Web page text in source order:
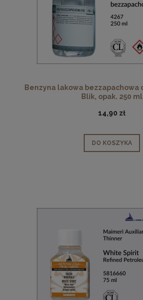
Benzyna lakowa bezzapachowa
Blik, opak. 250 ml
14,90 zł
DO KOSZYKA